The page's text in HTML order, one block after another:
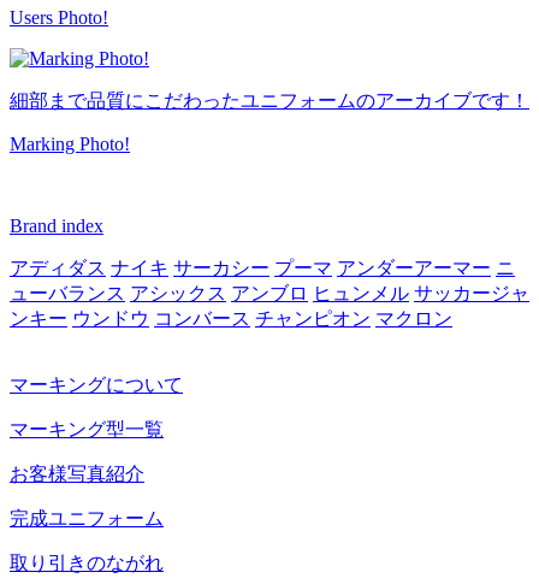
Users Photo!
細部まで品質にこだわったユニフォームのアーカイブです！
Marking Photo!
Brand index
アディダス ナイキ サーカシー プーマ アンダーアーマー ニ
ューバランス アシックス アンブロ ヒュンメル サッカージャ
ンキー ウンドウ コンバース チャンピオン マクロン
マーキングについて
マーキング型一覧
お客様写真紹介
完成ユニフォーム
取り引きのながれ